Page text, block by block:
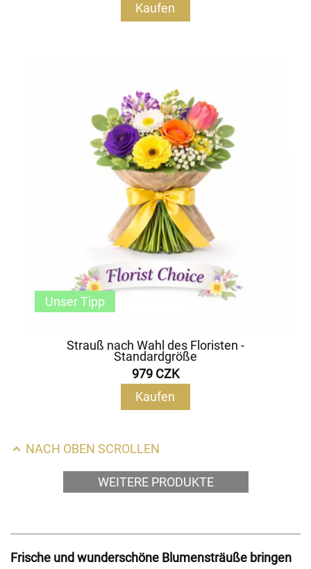
Kaufen
Strauß nach Wahl des Floristen -
Standardgröße
979 CZK
Kaufen
Unser Tipp
NACH OBEN SCROLLEN
WEITERE PRODUKTE
Frische und wunderschöne Blumensträuße bringen